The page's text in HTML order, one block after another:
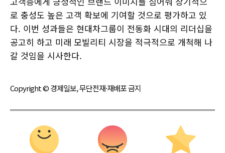
로 충성도 높은 고객 확보에 기여할 것으로 평가하고 있
다. 이번 성과들은 현대차그룹이 전동화 시대의 리더십을
공고히 하고 미래 모빌리티 시장을 적극적으로 개척해 나
갈 것임을 시사한다.
Copyright © 경제일보, 무단전재·재배포 금지